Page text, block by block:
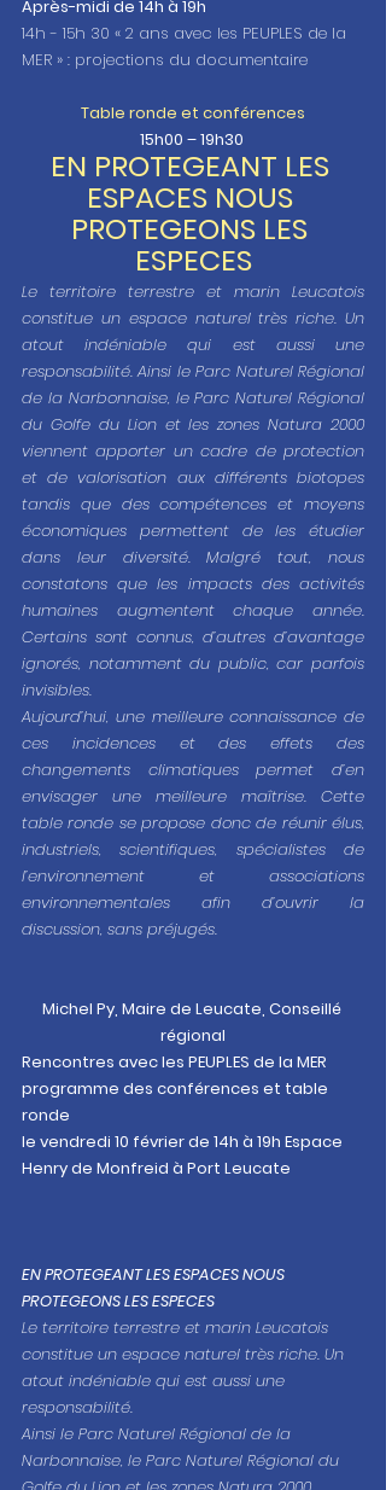
Après-midi de 14h à 19h
14h - 15h 30 « 2 ans avec les PEUPLES de la
MER » : projections du documentaire
Table ronde et conférences
15h00 – 19h30
EN PROTEGEANT LES
ESPACES NOUS
PROTEGEONS LES
ESPECES
Le territoire terrestre et marin Leucatois
constitue un espace naturel très riche. Un
atout indéniable qui est aussi une
responsabilité. Ainsi le Parc Naturel Régional
de la Narbonnaise, le Parc Naturel Régional
du Golfe du Lion et les zones Natura 2000
viennent apporter un cadre de protection
et de valorisation aux différents biotopes
tandis que des compétences et moyens
économiques permettent de les étudier
dans leur diversité. Malgré tout, nous
constatons que les impacts des activités
humaines augmentent chaque année.
Certains sont connus, d’autres d’avantage
ignorés, notamment du public, car parfois
invisibles.
Aujourd’hui, une meilleure connaissance de
ces incidences et des effets des
changements climatiques permet d’en
envisager une meilleure maîtrise. Cette
table ronde se propose donc de réunir élus,
industriels, scientifiques, spécialistes de
l’environnement et associations
environnementales afin d’ouvrir la
discussion, sans préjugés.
Michel Py, Maire de Leucate, Conseillé
régional
Rencontres avec les PEUPLES de la MER
programme des conférences et table
ronde
le vendredi 10 février de 14h à 19h Espace
Henry de Monfreid à Port Leucate
EN PROTEGEANT LES ESPACES NOUS
PROTEGEONS LES ESPECES
Le territoire terrestre et marin Leucatois
constitue un espace naturel très riche. Un
atout indéniable qui est aussi une
responsabilité.
Ainsi le Parc Naturel Régional de la
Narbonnaise, le Parc Naturel Régional du